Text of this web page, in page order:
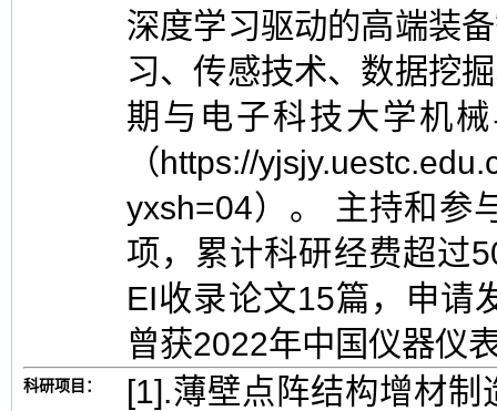
深度学习驱动的高端装
习、传感技术、数据挖
期与电子科技大学机
（https://
yxsh=04）。 主持和参
项，累计科研经费超过
EI收录论文15篇，申请
曾获2022年中国仪器仪
科研项目：
[1].薄壁点阵结构增材